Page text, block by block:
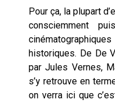
le
cœur
Pour ça, la plupart
consciemment
historiques. De De
par Jules Vernes,
s’y retrouve en
on verra ici que